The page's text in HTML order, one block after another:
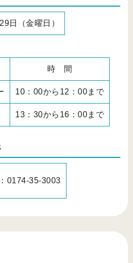
日（金曜日）
時 間
10：00から12：00まで
13：30から16：00まで
0174‐35‐3003